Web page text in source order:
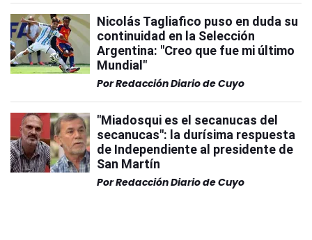
Nicolás Tagliafico puso en duda su
continuidad en la Selección
Argentina: "Creo que fue mi último
Mundial"
PorRedacción Diario de Cuyo
"Miadosqui es el secanucas del
secanucas": la durísima respuesta
de Independiente al presidente de
San Martín
PorRedacción Diario de Cuyo